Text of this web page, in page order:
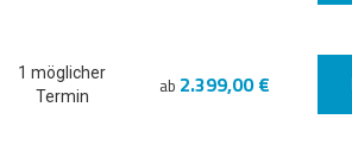
1 möglicher
Termin
ab 2.399,00 €